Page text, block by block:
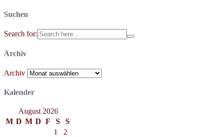
Suchen
Search for:
Archiv
Archiv
Kalender
August 2026
M D M D F S
S
1
2